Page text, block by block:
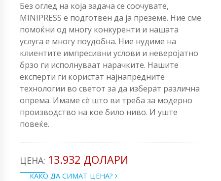
Без оглед на која задача се соочувате,
MINIPRESS е подготвен да ја преземе. Ние сме
помоќни од многу конкуренти и нашата
услуга е многу поудобна. Ние нудиме на
клиентите импресивни услови и неверојатно
брзо ги исполнуваат нарачките. Нашите
експерти ги користат најнапредните
технологии во светот за да изберат различна
опрема. Имаме сè што ви треба за модерно
производство на кое било ниво. И уште
повеќе.
ЦЕНА: 13.932 ДОЛАРИ
КАКО ДА СИМАТ ЦЕНА?